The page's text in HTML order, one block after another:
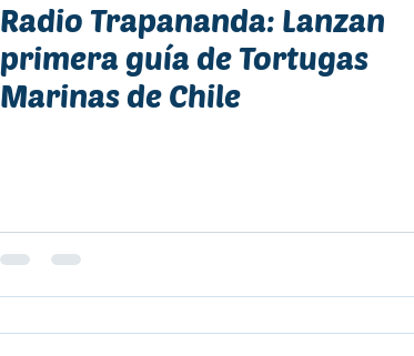
Radio Trapananda: Lanzan
primera guía de Tortugas
Marinas de Chile